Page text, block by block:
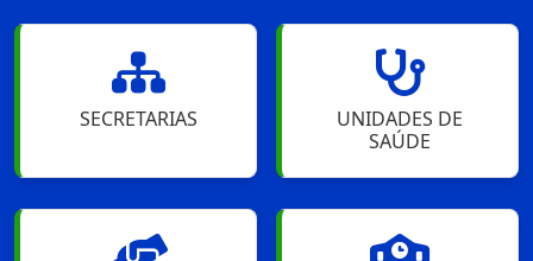
SECRETARIAS
UNIDADES DE
SAÚDE